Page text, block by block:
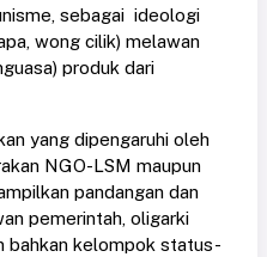
sebagai ideologi
wong cilik) melawan
produk dari
yang dipengaruhi oleh
NGO-LSM maupun
pandangan dan
pemerintah, oligarki
bahkan kelompok status-